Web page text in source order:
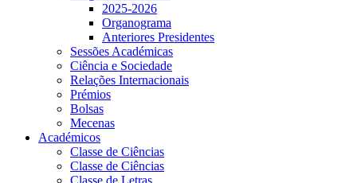
2025-2026
Organograma
Anteriores Presidentes
Sessões Académicas
Ciência e Sociedade
Relações Internacionais
Prémios
Bolsas
Mecenas
Académicos
Classe de Ciências
Classe de Ciências
Classe de Letras